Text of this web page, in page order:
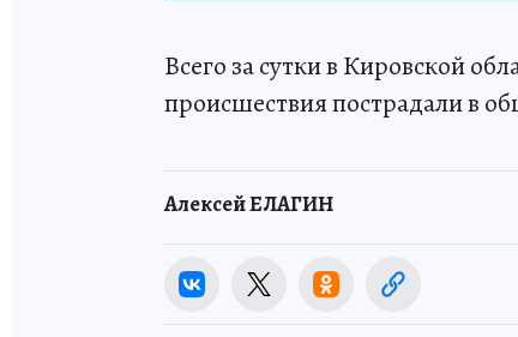
Всего за сутки в Кировской
происшествия пострадали в
Алексей ЕЛАГИН